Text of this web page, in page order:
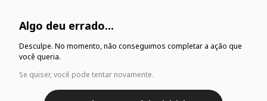
Algo deu errado...
Desculpe. No momento, não conseguimos completar a ação que
você queria.
Se quiser, você pode tentar novamente.